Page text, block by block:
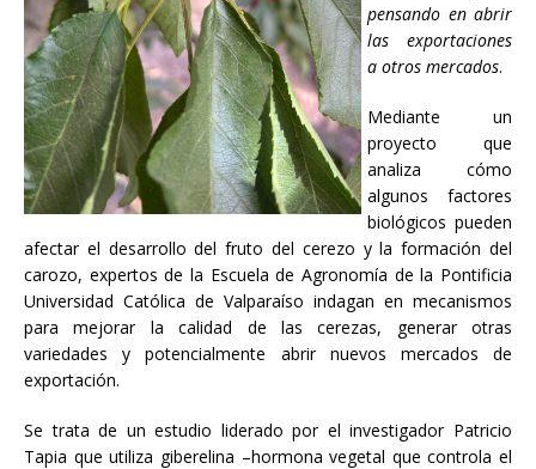
pensando en abrir
las exportaciones
a otros mercados.
Mediante un
proyecto que
analiza cómo
algunos factores
biológicos pueden
afectar el desarrollo del fruto del cerezo y la formación del
carozo, expertos de la Escuela de Agronomía de la Pontificia
Universidad Católica de Valparaíso indagan en mecanismos
para mejorar la calidad de las cerezas, generar otras
variedades y potencialmente abrir nuevos mercados de
exportación.
Se trata de un estudio liderado por el investigador Patricio
Tapia que utiliza giberelina –hormona vegetal que controla el